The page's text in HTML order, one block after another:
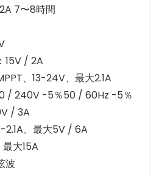
7〜8時間
15V / 2A
、13-24V、最大2.1A
/ 240V -5％50 / 60Hz -5％
/ 3A
2.1A、最大5V / 6A
大15A
波